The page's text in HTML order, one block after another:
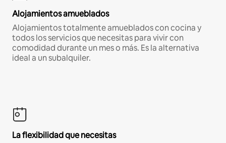
Alojamientos amueblados
Alojamientos totalmente amueblados con cocina y
todos los servicios que necesitas para vivir con
comodidad durante un mes o más. Es la alternativa
ideal a un subalquiler.
La flexibilidad que necesitas